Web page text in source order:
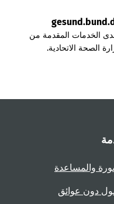
المقدمة من
الاتحادية.
عوائق